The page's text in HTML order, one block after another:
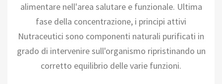
alimentare nell'area salutare e funzionale. Ultima
fase della concentrazione, i principi attivi
Nutraceutici sono componenti naturali purificati in
grado di intervenire sull'organismo ripristinando un
corretto equilibrio delle varie funzioni.